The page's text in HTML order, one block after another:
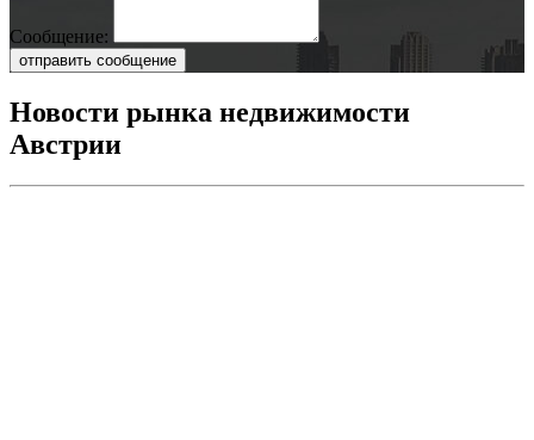
Сообщение:
отправить сообщение
Новости рынка недвижимости
Австрии